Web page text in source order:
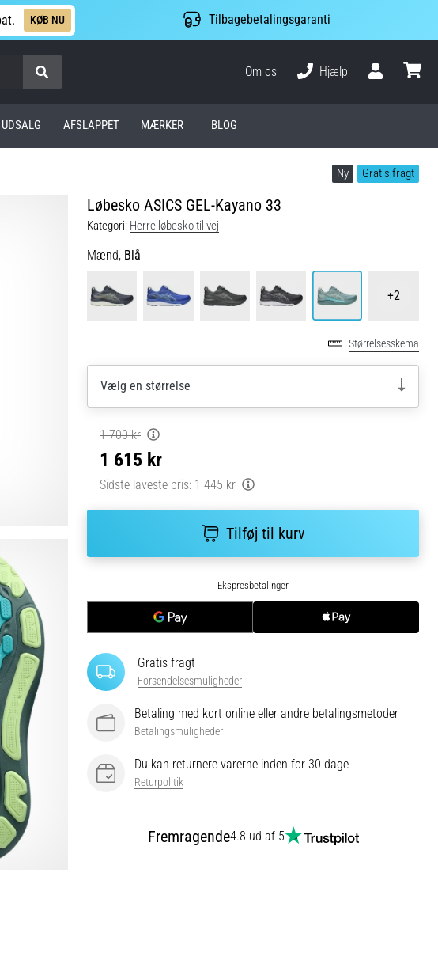
KØB NU Tilbagebetalingsgaranti
Om os
Hjælp
UDSALG AFSLAPPET MÆRKER BLOG
Ny Gratis fragt
Løbesko ASICS GEL-Kayano 33
Kategori: Herre løbesko til vej
Mænd, Blå
+2
Størrelsesskema
Vælg en størrelse
1 700 kr
1 615 kr
Sidste laveste pris: 1 445 kr
Tilføj til kurv
Gratis fragt
Forsendelsesmuligheder
Betaling med kort online eller andre betalingsmetoder
Betalingsmuligheder
Du kan returnere varerne inden for 30 dage
Returpolitik
Fremragende4.8 ud af 5